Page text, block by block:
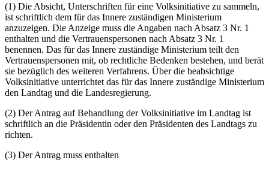
(1) Die Absicht, Unterschriften für eine Volksinitiative zu sammeln,
ist schriftlich dem für das Innere zuständigen Ministerium
anzuzeigen. Die Anzeige muss die Angaben nach Absatz 3 Nr. 1
enthalten und die Vertrauenspersonen nach Absatz 3 Nr. 1
benennen. Das für das Innere zuständige Ministerium teilt den
Vertrauenspersonen mit, ob rechtliche Bedenken bestehen, und berät
sie bezüglich des weiteren Verfahrens. Über die beabsichtige
Volksinitiative unterrichtet das für das Innere zuständige Ministerium
den Landtag und die Landesregierung.
(2) Der Antrag auf Behandlung der Volksinitiative im Landtag ist
schriftlich an die Präsidentin oder den Präsidenten des Landtags zu
richten.
(3) Der Antrag muss enthalten